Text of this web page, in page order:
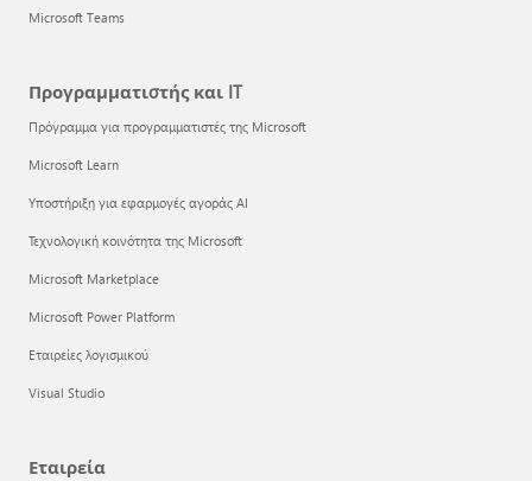
Microsoft Teams
Προγραμματιστής και IT
Πρόγραμμα για προγραμματιστές της Microsoft
Microsoft Learn
Υποστήριξη για εφαρμογές αγοράς AI
Τεχνολογική κοινότητα της Microsoft
Microsoft Marketplace
Microsoft Power Platform
Εταιρείες λογισμικού
Visual Studio
Εταιρεία